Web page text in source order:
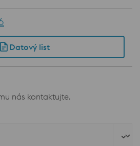
Datový list
nás kontaktujte.